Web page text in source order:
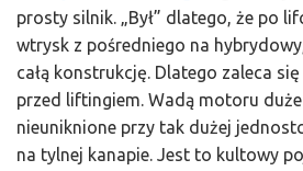
prosty silnik. „Był” dlatego, że po
wtrysk z pośredniego na
całą konstrukcję. Dlatego zaleca
przed liftingiem. Wadą motoru
nieuniknione przy tak dużej
na tylnej kanapie. Jest to kultowy